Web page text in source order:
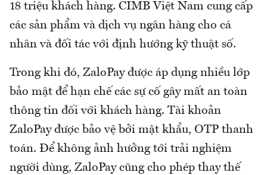
18 triệu khách hàng. CIMB Việt Nam cung cấp
các sản phẩm và dịch vụ ngân hàng cho cá
nhân và đối tác với định hướng kỹ thuật số.
Trong khi đó, ZaloPay được áp dụng nhiều lớp
bảo mật để hạn chế các sự cố gây mất an toàn
thông tin đối với khách hàng. Tài khoản
ZaloPay được bảo vệ bởi mật khẩu, OTP thanh
toán. Để không ảnh hưởng tới trải nghiệm
người dùng, ZaloPay cũng cho phép thay thế